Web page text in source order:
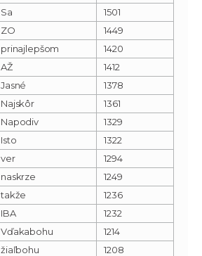
Sa
1501
ZO
1449
prinajlepšom
1420
AŽ
1412
Jasné
1378
Najskôr
1361
Napodiv
1329
Isto
1322
ver
1294
naskrze
1249
takže
1236
IBA
1232
Vďakabohu
1214
žiaľbohu
1208